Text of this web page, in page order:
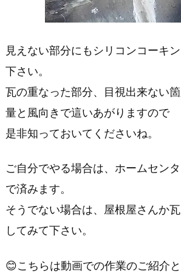
見えない部分にもシリコンコーキ
下さい。
瓦の重なった部分、目視出来ない
量と風向きで這いあがりますので
是非知っておいてくださいね。
ご自分でやる場合は、ホームセン
で済みます。
そうでない場合は、屋根屋さんか
してみて下さい。
😊こちらは動画での作業のご紹介と